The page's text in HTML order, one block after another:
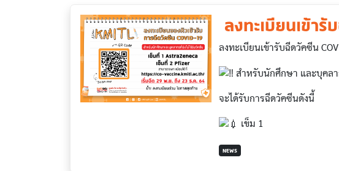
ลงทะเบียนเข้า
ลงทะเบียนเข้ารับฉีดวัคซีน
สำหรับนักศึกษา และบุคลา
จะได้รับการฉีดวัคซีนดังนี้
เข็ม 1
NEWS